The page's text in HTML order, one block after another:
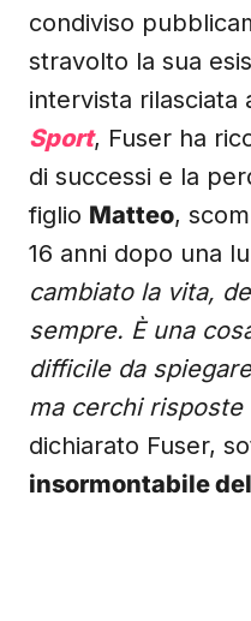
condiviso
stravolto la sua
intervista rilasciata
Sport, Fuser ha
di successi e la
figlio Matteo,
16 anni dopo una
cambiato la vita,
sempre. È una
difficile da
ma cerchi
dichiarato Fuser,
insormontabile